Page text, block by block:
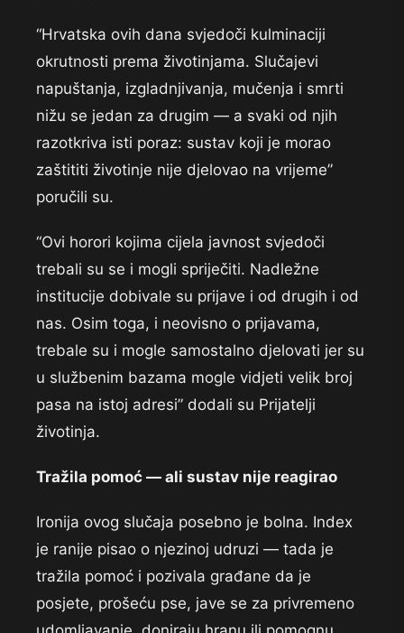
“Hrvatska ovih dana svjedoči kulminaciji
okrutnosti prema životinjama. Slučajevi
napuštanja, izgladnjivanja, mučenja i smrti
nižu se jedan za drugim — a svaki od njih
razotkriva isti poraz: sustav koji je morao
zaštititi životinje nije djelovao na vrijeme”
poručili su.
“Ovi horori kojima cijela javnost svjedoči
trebali su se i mogli spriječiti. Nadležne
institucije dobivale su prijave i od drugih i od
nas. Osim toga, i neovisno o prijavama,
trebale su i mogle samostalno djelovati jer su
u službenim bazama mogle vidjeti velik broj
pasa na istoj adresi” dodali su Prijatelji
životinja.
Tražila pomoć — ali sustav nije reagirao
Ironija ovog slučaja posebno je bolna. Index
je ranije pisao o njezinoj udruzi — tada je
tražila pomoć i pozivala građane da je
posjete, prošeću pse, jave se za privremeno